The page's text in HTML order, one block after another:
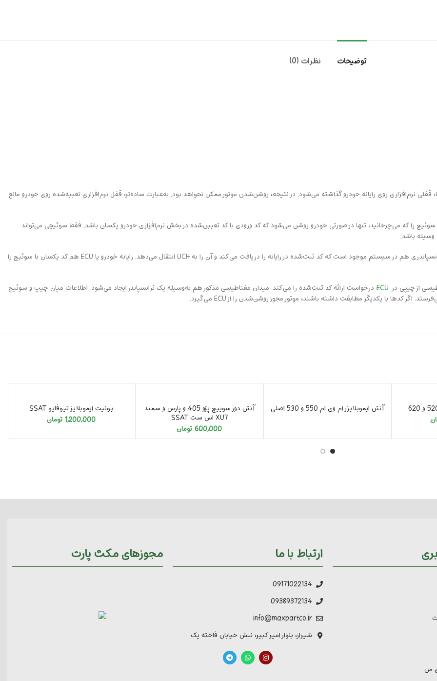
توضیحات نظرات (0)
نرم‌افزاری روی رایانه خودرو گذاشته می‌شود. در نتیجه، روشن‌شدن موتور ممکن نخواهد بود. به‌عبارت ساده‌تر، قفل نرم‌افزاری تعبیه‌شده روی خودرو مانع
را که می‌چرخانید، تنها در صورتی خودرو روشن می‌شود که کد ورودی با کد تعیین‌شده در بخش نرم‌افزاری خودرو یکسان باشد. فقط سوئیچی می‌تواند
وسیله باشد.
برد الکترونیک یا UCH وظیفه کنترل تجهیزات ایموبلایزر را به‌عهده دارد. آنتن ترانسپاندری هم در سیستم موجود است که کد ثبت‌شده در رایانه را دریافت می‌کند و آن را به UCH انتقال می‌دهد. رایانه خودرو یا ECU هم کد یکسان با سوئیچ را
ECU درخواست ارائه کد ثبت‌شده را می‌کند. میدان مغناطیسی مذکور هم به‌وسیله یک ترانسپاندر ایجاد می‌شود. اطلاعات میان چیپ و سوئیچ
آنتن ایموبلایزر ام وی ام 550 و 530 اصلی تمام شد
آنتن دور سوییچ پژو 405 و پارس و سمند
XU7 اس ست SSAT
600,000 تومان
تمام شد
یونیت ایموبلایز تیوفایو SSAT
1,200,000 تومان
من
ارتباط با ما
09171022134
09389372134
info@maxpartco.ir
شیراز، بلوار امیر کبیر، نبش خیابان فاخته یک
مجوزهای مکث پارت